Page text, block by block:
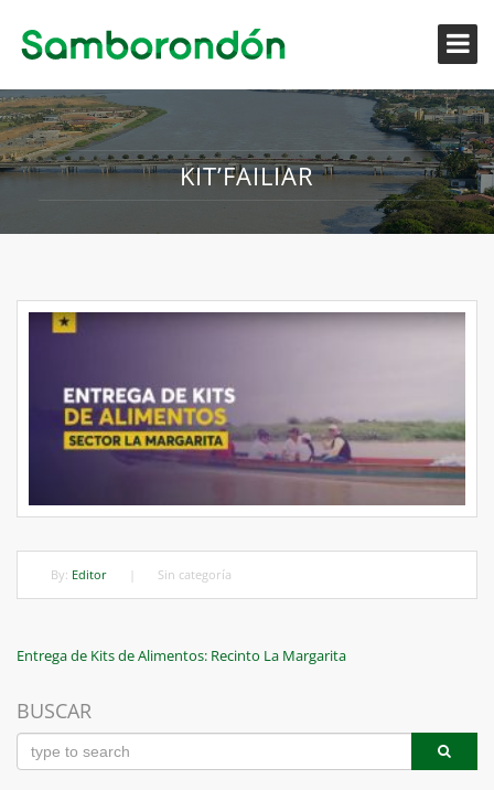
KIT’FAILIAR
By: Editor Sin categoría
Navegación
de
entradas
Previous
Entrega de Kits de Alimentos: Recinto La Margarita
BUSCAR